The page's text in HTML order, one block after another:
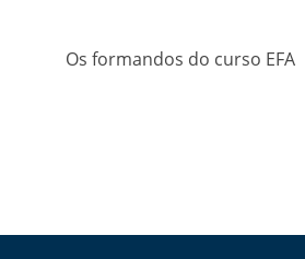
Os formandos do curso EFA